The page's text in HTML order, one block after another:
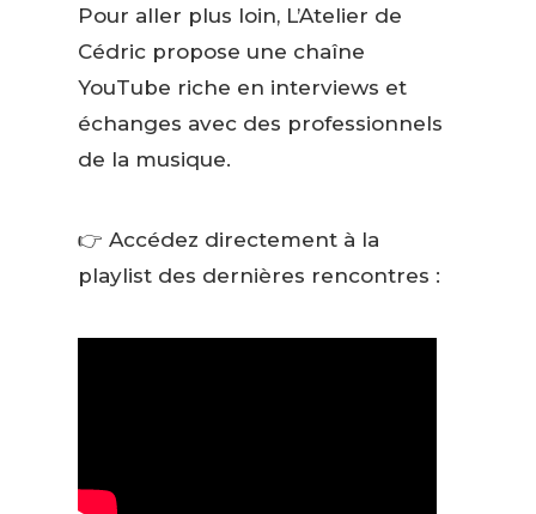
Pour aller plus loin, L’Atelier de
Cédric propose une chaîne
YouTube riche en interviews et
échanges avec des professionnels
de la musique.
👉 Accédez directement à la
playlist des dernières rencontres :